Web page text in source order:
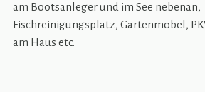
am Bootsanleger und im See nebenan,
Fischreinigungsplatz, Gartenmöbel,
am Haus etc.